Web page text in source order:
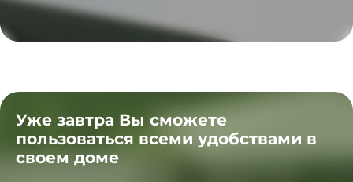
Уже завтра Вы сможете
пользоваться всеми удобствами в
своем доме